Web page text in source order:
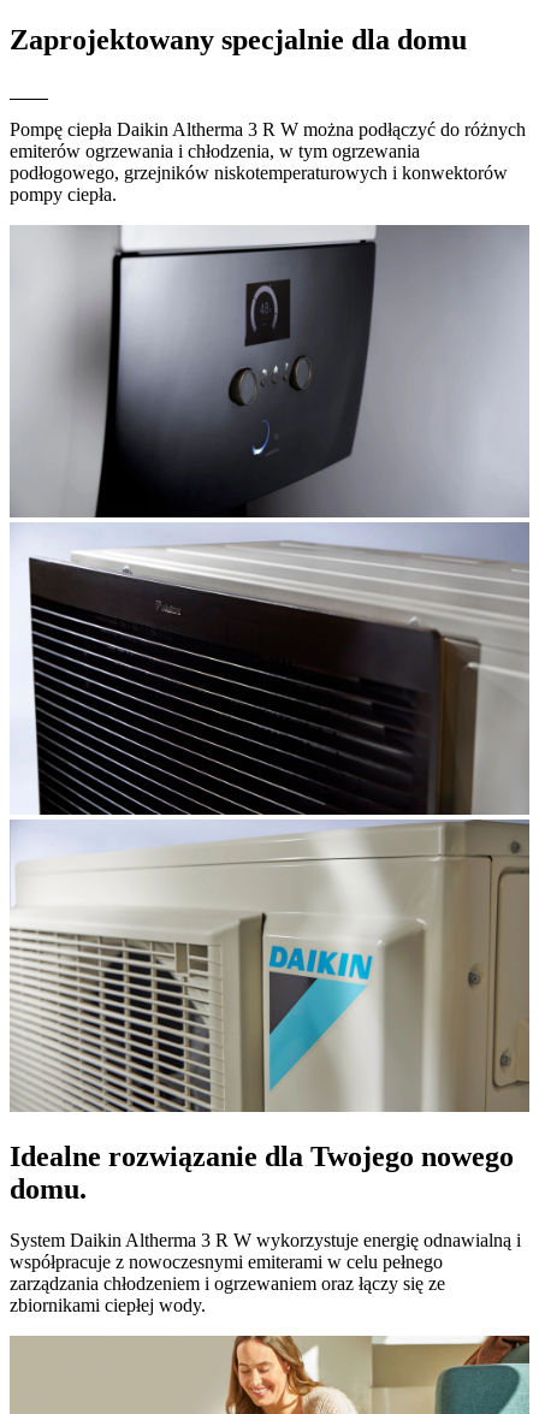
Zaprojektowany specjalnie dla domu
Pompę ciepła Daikin Altherma 3 R W można podłączyć do różnych
emiterów ogrzewania i chłodzenia, w tym ogrzewania
podłogowego, grzejników niskotemperaturowych i konwektorów
pompy ciepła.
Idealne rozwiązanie dla Twojego nowego
domu.
System Daikin Altherma 3 R W wykorzystuje energię odnawialną i
współpracuje z nowoczesnymi emiterami w celu pełnego
zarządzania chłodzeniem i ogrzewaniem oraz łączy się ze
zbiornikami ciepłej wody.